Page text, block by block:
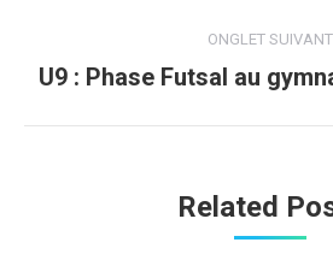
commentaireONGLET SUIVANT
Onglet
U9 : Phase Futsal au
Related